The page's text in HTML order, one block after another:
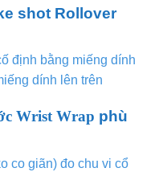
shot Rollover
định bằng miếng dính
dính lên trên
Wrist Wrap phù
co giãn) đo chu vi cổ